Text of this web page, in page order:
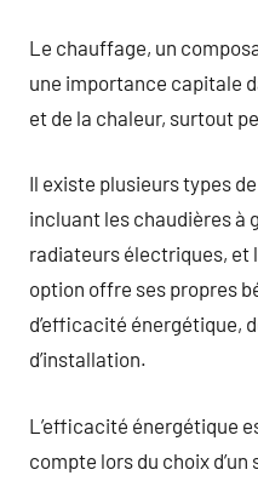
Le chauffage, un
une importance capitale
et de la chaleur, surtout
Il existe plusieurs types
incluant les chaudières à
radiateurs électriques, et
option offre ses propres
d’efficacité énergétique,
d’installation.
L’efficacité énergétique
compte lors du choix